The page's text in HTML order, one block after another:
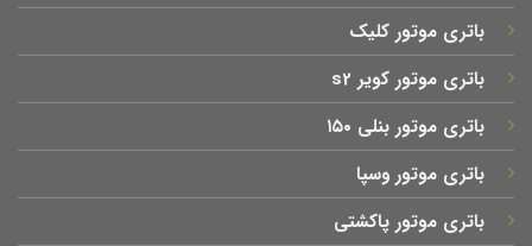
باتری موتور کلیک
باتری موتور کویر s2
باتری موتور بنلی ۱۵۰
باتری موتور وسپا
باتری موتور پاکشتی